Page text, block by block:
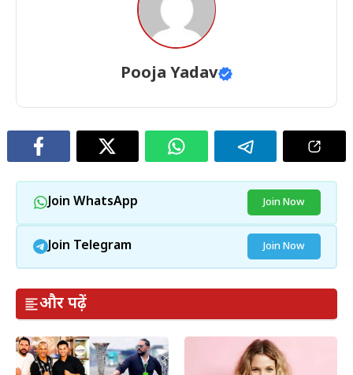
Pooja Yadav
Join WhatsApp Join Now
Join Telegram Join Now
और पढ़ें